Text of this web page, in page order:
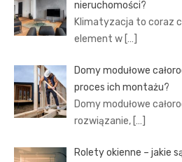
nieruchomości?
Klimatyzacja to coraz
element w […]
Domy modułowe
proces ich montażu?
Domy modułowe
rozwiązanie, […]
Rolety okienne – jakie